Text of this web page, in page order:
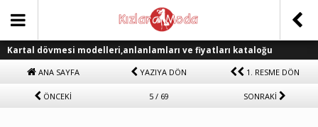
Kartal dövmesi modelleri,anlanlamları ve fiyatları kataloğu
ANA SAYFA YAZIYA DÖN 1. RESME DÖN
ÖNCEKİ 5 / 69 SONRAKİ